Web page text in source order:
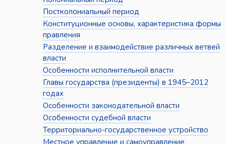
Постколониальный период
Конституционные основы, характеристика формы
правления
Разделение и взаимодействие различных ветвей
власти
Особенности исполнительной власти
Главы государства (президенты) в 1945–2012
годах
Особенности законодательной власти
Особенности судебной власти
Территориально-государственное устройство